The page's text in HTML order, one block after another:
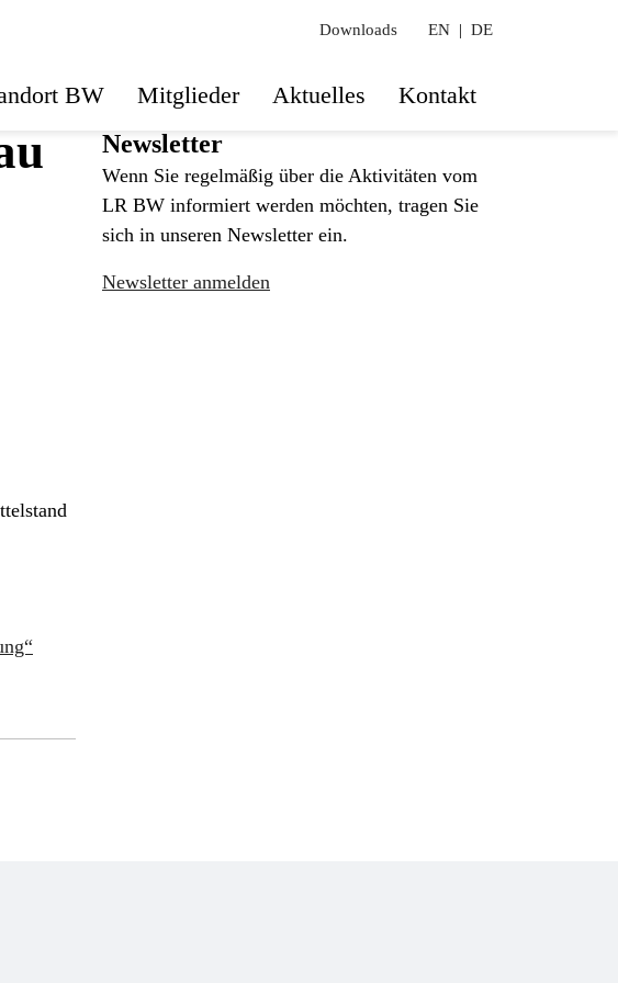
Downloads EN | DE
BW Mitglieder Aktuelles Kontakt
Newsletter
Wenn Sie regelmäßig über die Aktivitäten vom
LR BW informiert werden möchten, tragen Sie
sich in unseren Newsletter ein.
Newsletter anmelden